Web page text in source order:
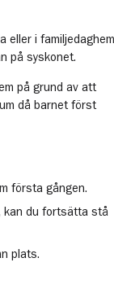
eller i familjedaghem
på syskonet.
på grund av att
då barnet först
första gången.
kan du fortsätta stå
plats.